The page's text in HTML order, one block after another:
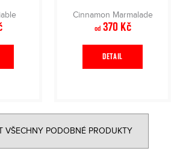
Cinnamon Marmalade
od370 Kč
DETAIL
VŠECHNY PODOBNÉ PRODUKTY